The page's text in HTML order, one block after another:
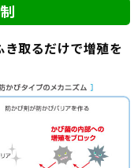
取るだけで増殖を